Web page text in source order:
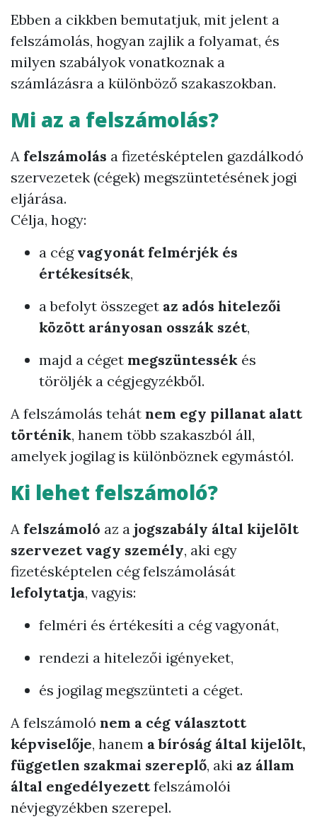
Ebben a cikkben bemutatjuk, mit jelent a
felszámolás, hogyan zajlik a folyamat, és
milyen szabályok vonatkoznak a
számlázásra a különböző szakaszokban.
Mi az a felszámolás?
A felszámolás a fizetésképtelen gazdálkodó
szervezetek (cégek) megszüntetésének jogi
eljárása.
Célja, hogy:
a cég vagyonát felmérjék és
értékesítsék,
a befolyt összeget az adós hitelezői
között arányosan osszák szét,
majd a céget megszüntessék és
töröljék a cégjegyzékből.
A felszámolás tehát nem egy pillanat alatt
történik, hanem több szakaszból áll,
amelyek jogilag is különböznek egymástól.
Ki lehet felszámoló?
A felszámoló az a jogszabály által kijelölt
szervezet vagy személy, aki egy
fizetésképtelen cég felszámolását
lefolytatja, vagyis:
felméri és értékesíti a cég vagyonát,
rendezi a hitelezői igényeket,
és jogilag megszünteti a céget.
A felszámoló nem a cég választott
képviselője, hanem a bíróság által kijelölt,
független szakmai szereplő, aki az állam
által engedélyezettfelszámolói
névjegyzékben szerepel.